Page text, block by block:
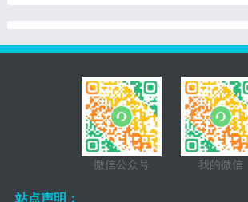
微信公众号 我的微信
站点声明：